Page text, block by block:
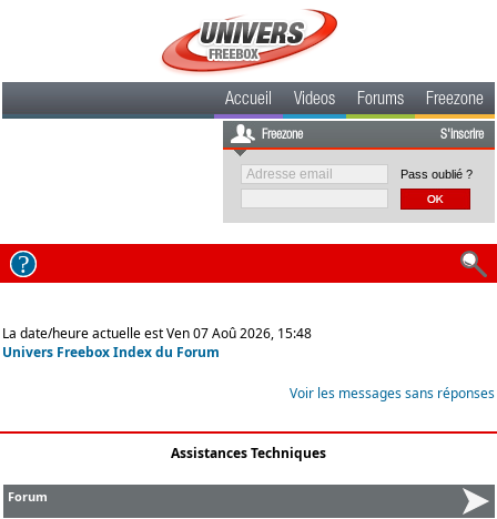
Accueil Videos Forums Freezone
Freezone S'inscrire
Pass oublié ?
La date/heure actuelle est Ven 07 Aoû 2026, 15:48
Univers Freebox Index du Forum
Voir les messages sans réponses
Assistances Techniques
Forum